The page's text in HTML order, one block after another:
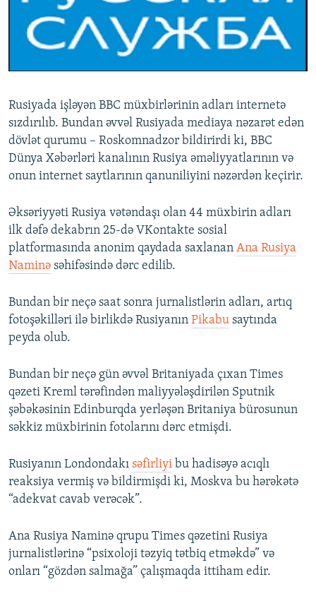
İNFOQRAFIKA
KARIKATURA
AZƏRBAYCAN ƏDƏBIYYATI KITABXANASI
İSLAM VƏ DEMOKRATIYA
MISSIYAMIZ
PEŞƏ ETIKASI VƏ JURNALISTIKA STANDARTLARIMIZ
BIZIMLƏ ƏLAQƏ
XƏBƏR BÜLLETENLƏRIMIZ
BIZI IZLƏ
Rusiyada işləyən BBC müxbirlərinin adları internetə
sızdırılıb. Bundan əvvəl Rusiyada mediaya nəzarət edən
dövlət qurumu – Roskomnadzor bildirirdi ki, BBC
Dünya Xəbərləri kanalının Rusiya əməliyyatlarının və
onun internet saytlarının qanuniliyini nəzərdən keçirir.
Əksəriyyəti Rusiya vətəndaşı olan 44 müxbirin adları
ilk dəfə dekabrın 25-də VKontakte sosial
platformasında anonim qaydada saxlanan Ana Rusiya
Naminə səhifəsində dərc edilib.
Bundan bir neçə saat sonra jurnalistlərin adları, artıq
fotoşəkilləri ilə birlikdə Rusiyanın Pikabu saytında
peyda olub.
Bundan bir neçə gün əvvəl Britaniyada çıxan Times
qəzeti Kreml tərəfindən maliyyələşdirilən Sputnik
şəbəkəsinin Edinburqda yerləşən Britaniya bürosunun
səkkiz müxbirinin fotolarını dərc etmişdi.
Rusiyanın Londondakı səfirliyi bu hadisəyə acıqlı
reaksiya vermiş və bildirmişdi ki, Moskva bu hərəkətə
“adekvat cavab verəcək”.
Ana Rusiya Naminə qrupu Times qəzetini Rusiya
jurnalistlərinə “psixoloji təzyiq tətbiq etməkdə” və
onları “gözdən salmağa” çalışmaqda ittiham edir.